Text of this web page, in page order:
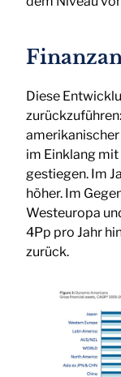
Diese
amerikanischer
im Einklang
gestiegen. Im
höher. Im
Westeuropa
4Pp pro Jahr
zurück.